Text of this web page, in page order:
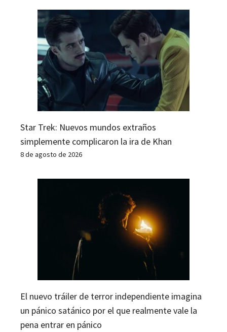
Star Trek: Nuevos mundos extraños
simplemente complicaron la ira de Khan
8 de agosto de 2026
El nuevo tráiler de terror independiente imagina
un pánico satánico por el que realmente vale la
pena entrar en pánico